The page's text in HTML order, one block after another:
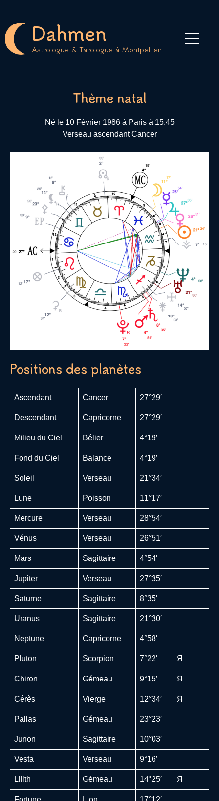
contenu
Dahmen
Astrologue & Tarologue à Montpellier
Thème natal
Né le 10 Février 1986 à Paris à 15:45
Verseau ascendant Cancer
Positions des planètes
Ascendant Cancer 27°29′
Descendant Capricorne 27°29′
Milieu du Ciel Bélier 4°19′
Fond du Ciel Balance 4°19′
Soleil Verseau 21°34′
Lune Poisson 11°17′
Mercure Verseau 28°54′
Vénus Verseau 26°51′
Mars Sagittaire 4°54′
Jupiter Verseau 27°35′
Saturne Sagittaire 8°35′
Uranus Sagittaire 21°30′
Neptune Capricorne 4°58′
Pluton Scorpion 7°22′ Я
Chiron Gémeau 9°15′ Я
Cérès Vierge 12°34′ Я
Pallas Gémeau 23°23′
Junon Sagittaire 10°03′
Vesta Verseau 9°16′
Lilith Gémeau 14°25′ Я
Fortune Lion 17°12′